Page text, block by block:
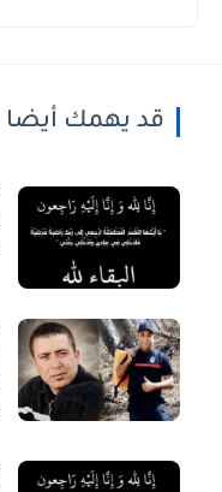
قد يهمك أيضا